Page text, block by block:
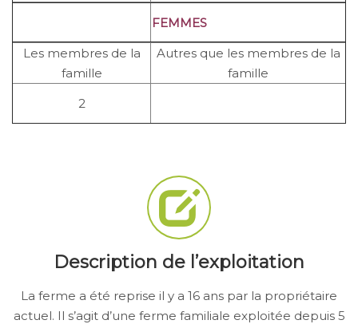
FEMMES
Les membres de la
famille
Autres que les membres de la
famille
2
Description de l’exploitation
La ferme a été reprise il y a 16 ans par la propriétaire
actuel. Il s’agit d’une ferme familiale exploitée depuis 5